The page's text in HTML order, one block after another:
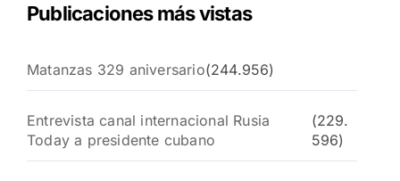
Publicaciones más vistas
Matanzas 329 aniversario(244.956)
Entrevista canal internacional Rusia
Today a presidente cubano
(229.
596)